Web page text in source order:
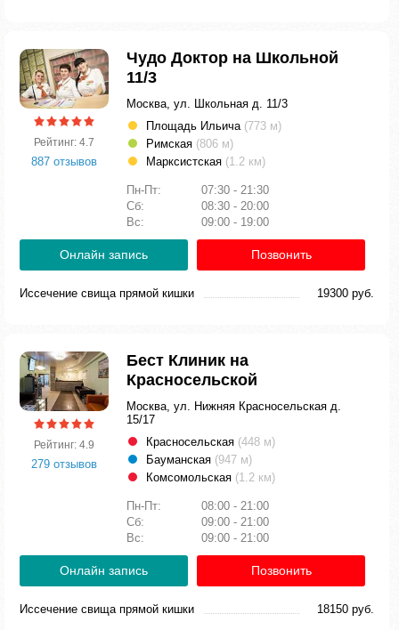
Рейтинг: 4.7
887 отзывов
Чудо Доктор на Школьной
11/3
Москва, ул. Школьная д. 11/3
Площадь Ильича (773 м)
Римская (806 м)
Марксистская (1.2 км)
Пн-Пт:
07:30 - 21:30
Сб:
08:30 - 20:00
Вс:
09:00 - 19:00
Онлайн запись Позвонить
Иссечение свища прямой кишки 19300 руб.
Рейтинг: 4.9
279 отзывов
Бест Клиник на
Красносельской
Москва, ул. Нижняя Красносельская д.
15/17
Красносельская (448 м)
Бауманская (947 м)
Комсомольская (1.2 км)
Пн-Пт:
08:00 - 21:00
Сб:
09:00 - 21:00
Вс:
09:00 - 21:00
Онлайн запись Позвонить
Иссечение свища прямой кишки 18150 руб.